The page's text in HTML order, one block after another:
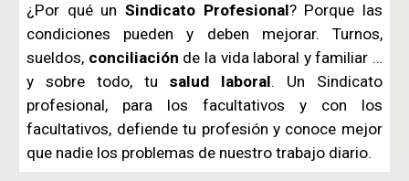
¿Por qué un Sindicato Profesional? Porque las
condiciones pueden y deben mejorar. Turnos,
sueldos, conciliación de la vida laboral y familiar …
y sobre todo, tu salud laboral. Un Sindicato
profesional, para los facultativos y con los
facultativos, defiende tu profesión y conoce mejor
que nadie los problemas de nuestro trabajo diario.